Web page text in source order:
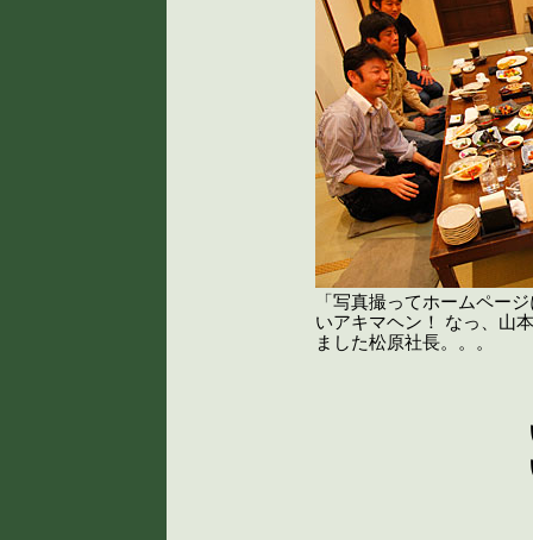
「写真撮ってホームペー
いアキマヘン！ なっ、山
ました松原社長。。。